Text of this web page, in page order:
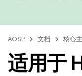
AOSP 文档 核心
适用于